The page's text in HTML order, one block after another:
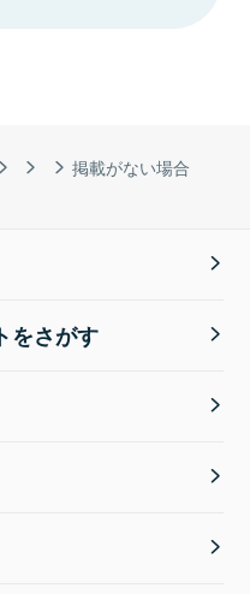
掲載がない場合
をさがす